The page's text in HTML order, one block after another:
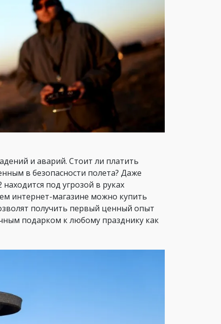
и аварий. Стоит ли платить
в безопасности полета? Даже
находится под угрозой в руках
интернет-магазине можно купить
получить первый ценный опыт
подарком к любому празднику как